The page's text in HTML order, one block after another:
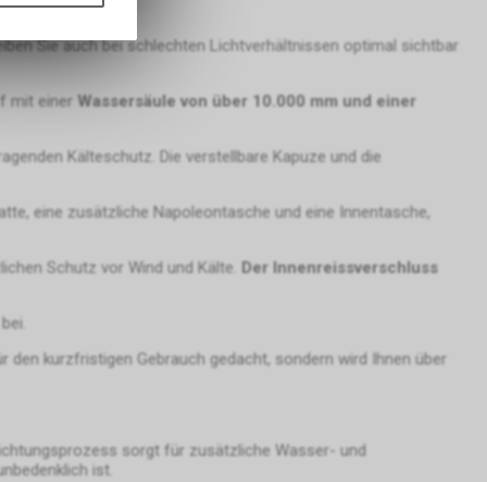
Sie auch bei schlechten Lichtverhältnissen optimal sichtbar
mit einer Wassersäule von über 10.000 mm und einer
Kälteschutz. Die verstellbare Kapuze und die
eine zusätzliche Napoleontasche und eine Innentasche,
Schutz vor Wind und Kälte.
Der Innenreissverschluss
kurzfristigen Gebrauch gedacht, sondern wird Ihnen über
sorgt für zusätzliche Wasser- und
ist.
die auf
der
von
über eine